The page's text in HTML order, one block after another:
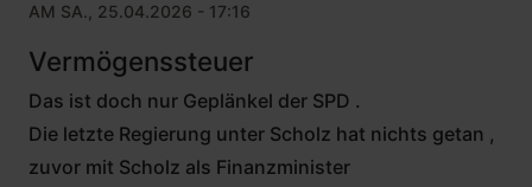
AM SA., 25.04.2026 - 17:16
Vermögenssteuer
Das ist doch nur Geplänkel der SPD .
Die letzte Regierung unter Scholz hat nichts getan ,
zuvor mit Scholz als Finanzminister